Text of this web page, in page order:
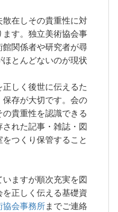
在しその貴重性に対
す。独立美術協会事
関係者や研究者が尋
とんどないのが現状
しく後世に伝えるた
存が大切です。会の
貴重性を認識できる
れた記事・雑誌・図
つくり保管すること
ますが順次充実を図
正しく伝える基礎資
協会事務所までご連絡